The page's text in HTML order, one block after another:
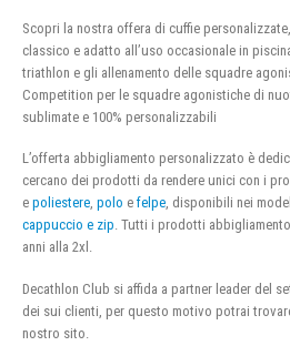
Scopri la nostra offera di cuffie
classico e adatto all’uso occasionale in
triathlon e gli allenamento delle squadre
Competition per le squadre agonistiche di
sublimate e 100% personalizzabili
L’offerta abbigliamento personalizzato è
cercano dei prodotti da rendere unici con i
e poliestere, polo e felpe, disponibili nei
cappuccio e zip. Tutti i prodotti
anni alla 2xl.
Decathlon Club si affida a partner leader del
dei sui clienti, per questo motivo potrai
nostro sito.